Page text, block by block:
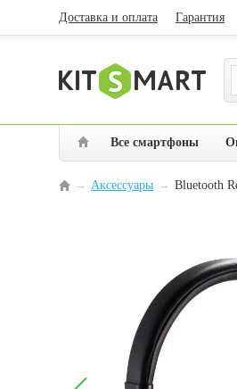
Доставка и оплата Гарантия
Все смартфоны
→ Аксессуары → Bluetooth